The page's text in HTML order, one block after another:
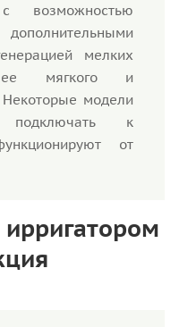
возможностью
мелких
мягкого и
модели
подключать к
от
ирригатором